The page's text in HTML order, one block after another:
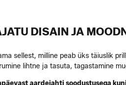
DISAIN JA
sellest, milline peab üks täiuslik
lihtne ja tasuta, tagastamine
aardejahti soodustusega